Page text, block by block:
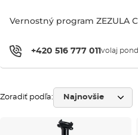
Vernostný program ZEZULA
+420 516 777 011 volaj
Zobraziť filtre
Zoradiť podľa: